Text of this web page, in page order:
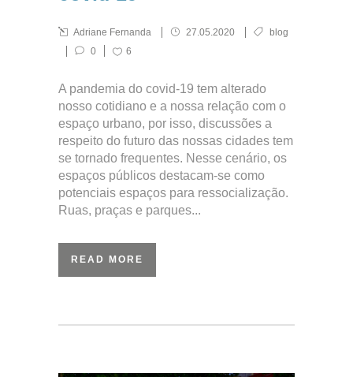
Adriane Fernanda 27.05.2020
blog
0
6
A pandemia do covid-19 tem alterado
nosso cotidiano e a nossa relação com o
espaço urbano, por isso, discussões a
respeito do futuro das nossas cidades tem
se tornado frequentes. Nesse cenário, os
espaços públicos destacam-se como
potenciais espaços para ressocialização.
Ruas, praças e parques...
READ MORE